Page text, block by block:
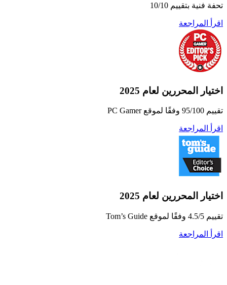
تحفة فنية بتقييم 10/10
اقرأ المراجعة
اختيار المحررين لعام 2025
تقييم 95/100 وفقًا لموقع PC Gamer
اقرأ المراجعة
اختيار المحررين لعام 2025
تقييم 4.5/5 وفقًا لموقع Tom’s Guide
اقرأ المراجعة